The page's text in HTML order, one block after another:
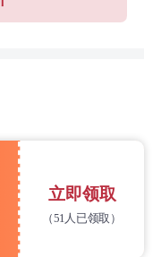
立即领取
（51人已领取）